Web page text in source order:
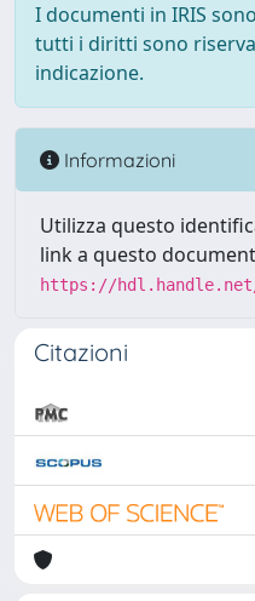
I documenti in IRIS
tutti i diritti sono
indicazione.
Informazioni
Utilizza questo
link a questo
https://hdl.handle.net/
Citazioni